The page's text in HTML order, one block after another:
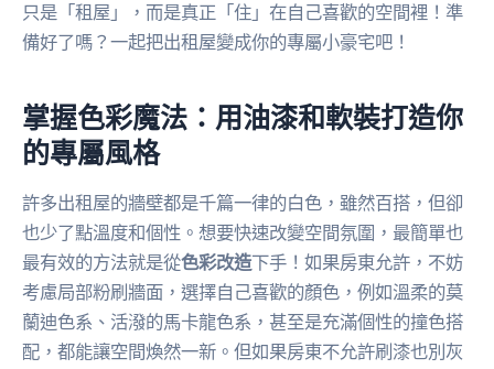
只是「租屋」，而是真正「住」在自己喜歡的空間裡！準
備好了嗎？一起把出租屋變成你的專屬小豪宅吧！
掌握色彩魔法：用油漆和軟裝打造你
的專屬風格
許多出租屋的牆壁都是千篇一律的白色，雖然百搭，但卻
也少了點溫度和個性。想要快速改變空間氛圍，最簡單也
最有效的方法就是從色彩改造下手！如果房東允許，不妨
考慮局部粉刷牆面，選擇自己喜歡的顏色，例如溫柔的莫
蘭迪色系、活潑的馬卡龍色系，甚至是充滿個性的撞色搭
配，都能讓空間煥然一新。但如果房東不允許刷漆也別灰